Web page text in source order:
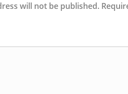
will not be published.